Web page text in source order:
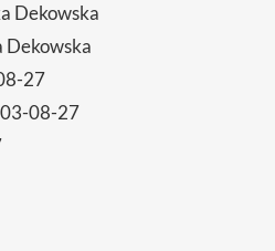
Dekowska
Dekowska
27
08-27